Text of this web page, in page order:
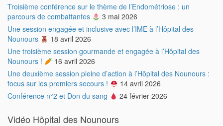
Troisième conférence sur le thème de l’Endométriose : un
parcours de combattantes
3 mai 2026
Une session engagée et inclusive avec l’IME à l’Hôpital des
Nounours
18 avril 2026
Une troisième session gourmande et engagée à l’Hôpital des
Nounours !
16 avril 2026
Une deuxième session pleine d’action à l’Hôpital des Nounours :
focus sur les premiers secours !
14 avril 2026
Conférence n°2 et Don du sang
24 février 2026
Vidéo Hôpital des Nounours